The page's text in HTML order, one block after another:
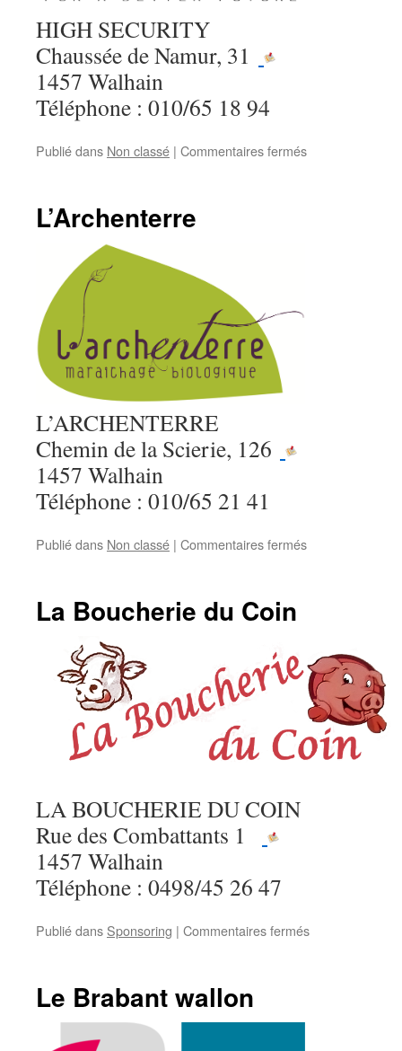
HIGH SECURITY
Chaussée de Namur, 31
1457 Walhain
Téléphone : 010/65 18 94
Publié dans Non classé | Commentaires ferméssur
L’Archenterre
L’ARCHENTERRE
Chemin de la Scierie, 126
1457 Walhain
Téléphone : 010/65 21 41
Publié dans Non classé | Commentaires ferméssur
La Boucherie du Coin
LA BOUCHERIE DU COIN
Rue des Combattants 1
1457 Walhain
Téléphone : 0498/45 26 47
Publié dans Sponsoring | Commentaires ferméssur
Le Brabant wallon